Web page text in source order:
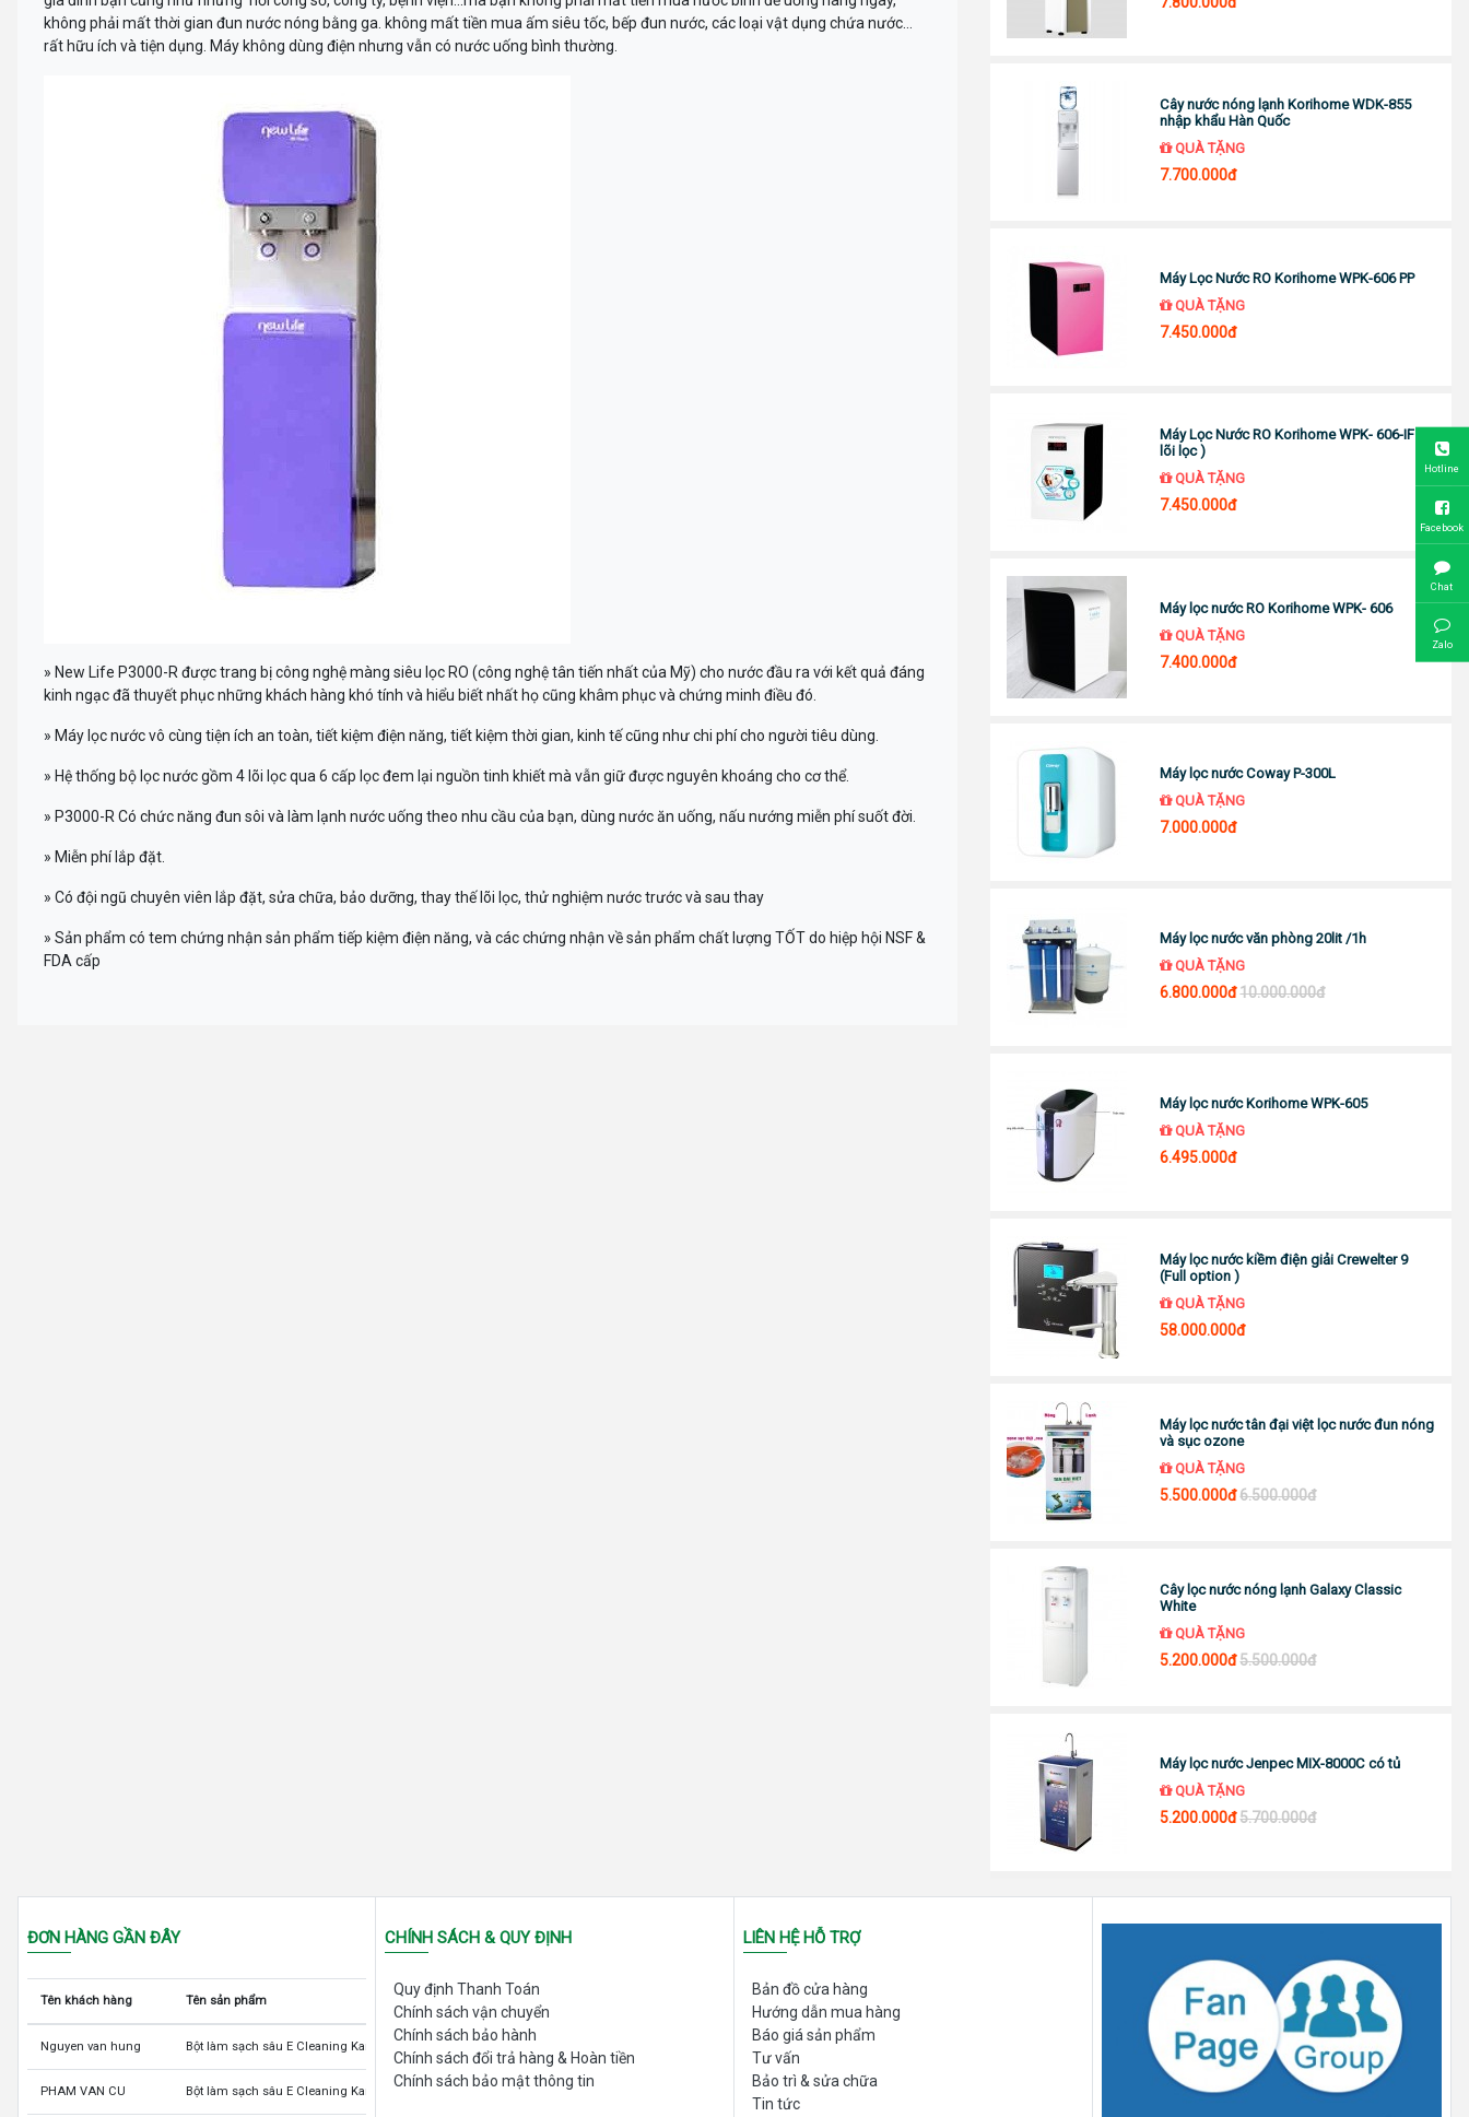
không phải mất thời gian đun nước nóng bằng ga. không mất tiền mua ấm siêu tốc, bếp đun nước, các loại vật dụng chứa nước…
rất hữu ích và tiện dụng. Máy không dùng điện nhưng vẫn có nước uống bình thường.
» New Life P3000-R được trang bị công nghệ màng siêu lọc RO (công nghệ tân tiến nhất của Mỹ) cho nước đầu ra với kết quả đáng
kinh ngạc đã thuyết phục những khách hàng khó tính và hiểu biết nhất họ cũng khâm phục và chứng minh điều đó.
» Máy lọc nước vô cùng tiện ích an toàn, tiết kiệm điện năng, tiết kiệm thời gian, kinh tế cũng như chi phí cho người tiêu dùng.
» Hệ thống bộ lọc nước gồm 4 lõi lọc qua 6 cấp lọc đem lại nguồn tinh khiết mà vẫn giữ được nguyên khoáng cho cơ thể.
» P3000-R Có chức năng đun sôi và làm lạnh nước uống theo nhu cầu của bạn, dùng nước ăn uống, nấu nướng miễn phí suốt đời.
» Miễn phí lắp đặt.
» Có đội ngũ chuyên viên lắp đặt, sửa chữa, bảo dưỡng, thay thế lõi lọc, thử nghiệm nước trước và sau thay
» Sản phẩm có tem chứng nhận sản phẩm tiếp kiệm điện năng, và các chứng nhận về sản phẩm chất lượng TỐT do hiệp hội NSF &
FDA cấp
Cây nước nóng lạnh Korihome WDK-855
nhập khẩu Hàn Quốc
QUÀ TẶNG
7.700.000đ
Máy Lọc Nước RO Korihome WPK-606 PP
QUÀ TẶNG
7.450.000đ
Máy Lọc Nước RO Korihome WPK- 606-IF ( 8
lõi lọc )
QUÀ TẶNG
7.450.000đ
Máy lọc nước RO Korihome WPK- 606
QUÀ TẶNG
7.400.000đ
Máy lọc nước Coway P-300L
QUÀ TẶNG
7.000.000đ
Máy lọc nước văn phòng 20lit /1h
QUÀ TẶNG
6.800.000đ10.000.000đ
Máy lọc nước Korihome WPK-605
QUÀ TẶNG
6.495.000đ
Máy lọc nước kiềm điện giải Crewelter 9
(Full option )
QUÀ TẶNG
58.000.000đ
Máy lọc nước tân đại việt lọc nước đun nóng
và sục ozone
QUÀ TẶNG
5.500.000đ6.500.000đ
Cây lọc nước nóng lạnh Galaxy Classic
White
QUÀ TẶNG
5.200.000đ5.500.000đ
Máy lọc nước Jenpec MIX-8000C có tủ
QUÀ TẶNG
5.200.000đ5.700.000đ
ĐƠN HÀNG GẦN ĐÂY
Tên khách hàng Tên sản phẩm
Nguyen van hung Bột làm sạch sâu E Cleaning Kangen LeveLuk và K8
PHAM VAN CU Bột làm sạch sâu E Cleaning Kangen LeveLuk và K8 55.000đ
CHÍNH SÁCH & QUY ĐỊNH
Quy định Thanh Toán
Chính sách vận chuyển
Chính sách bảo hành
Chính sách đổi trả hàng & Hoàn tiền
Chính sách bảo mật thông tin
LIÊN HỆ HỖ TRỢ
Bản đồ cửa hàng
Hướng dẫn mua hàng
Báo giá sản phẩm
Tư vấn
Bảo trì & sửa chữa
Tin tức
Hotline
Facebook
Chat
Zalo